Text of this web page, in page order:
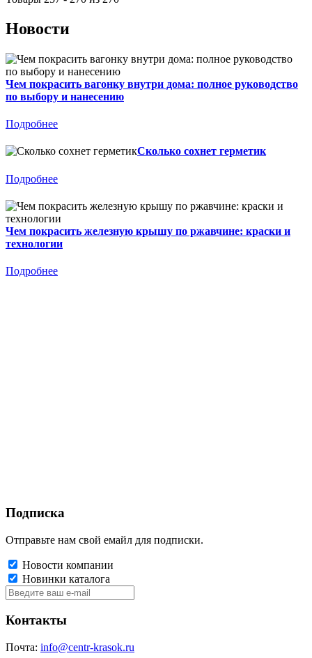
Новости
Чем покрасить вагонку внутри дома: полное руководство
по выбору и нанесению
Подробнее
Сколько сохнет герметик
Подробнее
Чем покрасить железную крышу по ржавчине: краски и
технологии
Подробнее
Подписка
Отправьте нам свой емайл для подписки.
Новости компании
Новинки каталога
Контакты
Почта: info@centr-krasok.ru